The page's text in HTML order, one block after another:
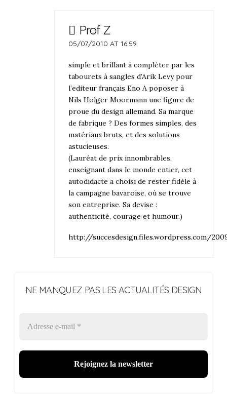
Prof Z
05/07/2010 AT 16:59
simple et brillant à compléter par les
tabourets à sangles d’Arik Levy pour
l’editeur français Eno A poposer à
Nils Holger Moormann une figure de
proue du design allemand. Sa marque
de fabrique ? Des formes simples, des
matériaux bruts, et des solutions
astucieuses.
(Lauréat de prix innombrables,
enseignant dans le monde entier, cet
autodidacte a choisi de rester fidèle à
la campagne bavaroise, où se trouve
son entreprise. Sa devise :
authenticité, courage et humour.)
http://succesdesign.files.wordpress.com/
NE MANQUEZ PAS LES ACTUALITÉS DESIGN